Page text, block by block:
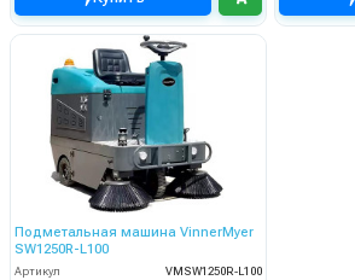
Подметальная машина VinnerMyer
SW1250R-L100
Артикул
VMSW1250R-L100